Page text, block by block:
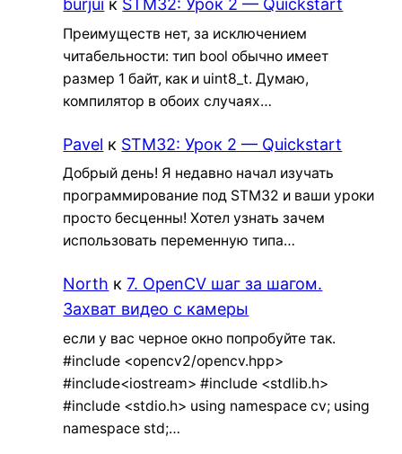
burjui к STM32: Урок 2 — Quickstart
Преимуществ нет, за исключением
читабельности: тип bool обычно имеет
размер 1 байт, как и uint8_t. Думаю,
компилятор в обоих случаях…
Pavel к STM32: Урок 2 — Quickstart
Добрый день! Я недавно начал изучать
программирование под STM32 и ваши уроки
просто бесценны! Хотел узнать зачем
использовать переменную типа…
North к7. OpenCV шаг за шагом.
Захват видео с камеры
если у вас черное окно попробуйте так.
#include <opencv2/opencv.hpp>
#include<iostream> #include <stdlib.h>
#include <stdio.h> using namespace cv; using
namespace std;…